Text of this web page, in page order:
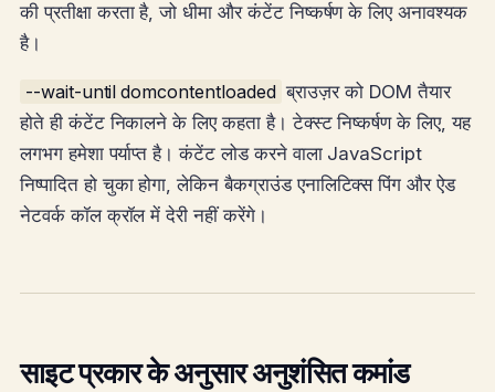
की प्रतीक्षा करता है, जो धीमा और कंटेंट निष्कर्षण के लिए अनावश्यक
है।
--wait-until domcontentloaded ब्राउज़र को DOM तैयार
होते ही कंटेंट निकालने के लिए कहता है। टेक्स्ट निष्कर्षण के लिए, यह
लगभग हमेशा पर्याप्त है। कंटेंट लोड करने वाला JavaScript
निष्पादित हो चुका होगा, लेकिन बैकग्राउंड एनालिटिक्स पिंग और ऐड
नेटवर्क कॉल क्रॉल में देरी नहीं करेंगे।
साइट प्रकार के अनुसार अनुशंसित कमांड